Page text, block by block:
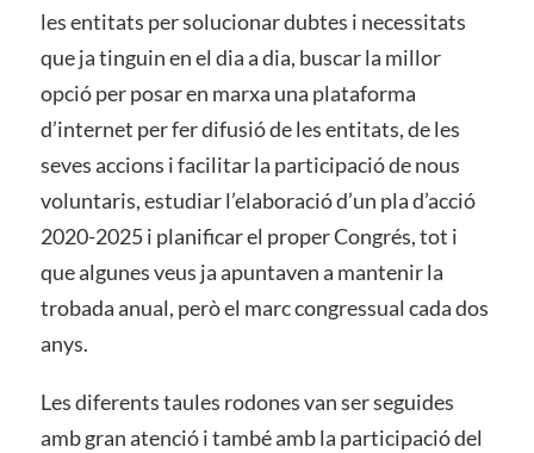
les entitats per solucionar dubtes i necessitats
que ja tinguin en el dia a dia, buscar la millor
opció per posar en marxa una plataforma
d’internet per fer difusió de les entitats, de les
seves accions i facilitar la participació de nous
voluntaris, estudiar l’elaboració d’un pla d’acció
2020-2025 i planificar el proper Congrés, tot i
que algunes veus ja apuntaven a mantenir la
trobada anual, però el marc congressual cada dos
anys.
Les diferents taules rodones van ser seguides
amb gran atenció i també amb la participació del